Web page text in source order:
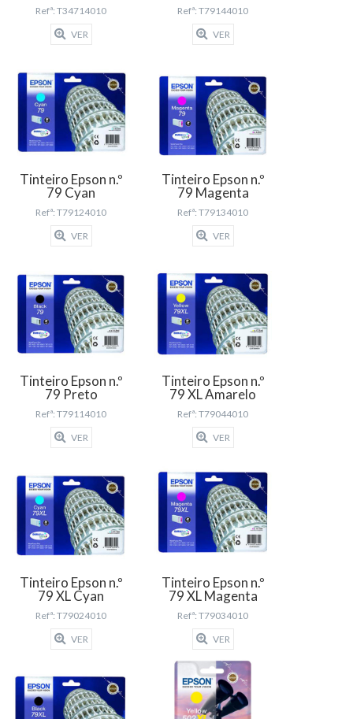
Refª: T34714010
VER
Refª: T79144010
VER
Tinteiro Epson n.º
79 Cyan
Refª: T79124010
VER
Tinteiro Epson n.º
79 Magenta
Refª: T79134010
VER
Tinteiro Epson n.º
79 Preto
Refª: T79114010
VER
Tinteiro Epson n.º
79 XL Amarelo
Refª: T79044010
VER
Tinteiro Epson n.º
79 XL Cyan
Refª: T79024010
VER
Tinteiro Epson n.º
79 XL Magenta
Refª: T79034010
VER